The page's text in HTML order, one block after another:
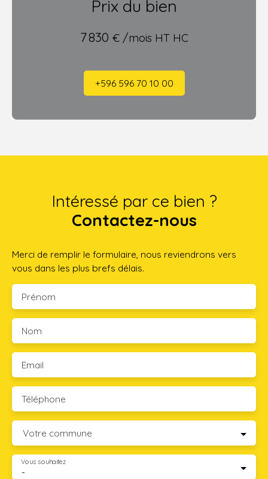
Prix du bien
7 830 € /mois HT HC
+596 596 70 10 00
Intéressé par ce bien ?
Contactez-nous
Merci de remplir le formulaire, nous reviendrons vers
vous dans les plus brefs délais.
Prénom
Nom
Email
Téléphone
Votre commune
-
Vous souhaitez